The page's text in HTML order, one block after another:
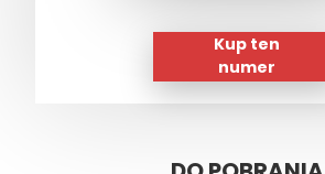
Kup ten
numer